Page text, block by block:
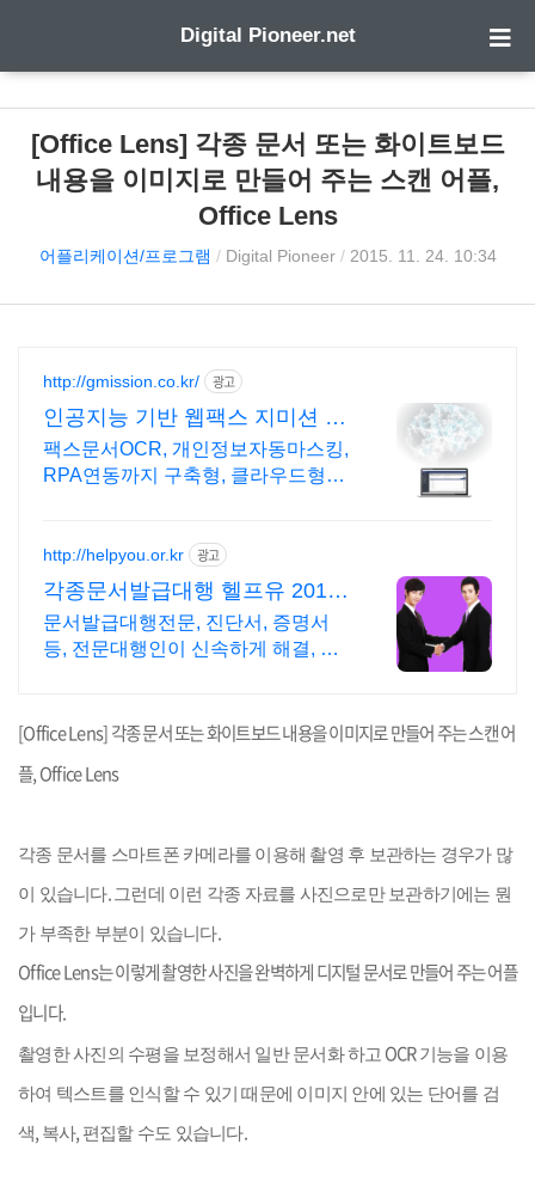
Digital Pioneer.net
[Office Lens] 각종 문서 또는 화이트보드
내용을 이미지로 만들어 주는 스캔 어플,
Office Lens
어플리케이션/프로그램 / Digital Pioneer/ 2015. 11. 24. 10:34
http://gmission.co.kr/ 광고
인공지능 기반 웹팩스 지미션 22
년팩스전문기업
팩스문서OCR, 개인정보자동마스킹,
RPA연동까지 구축형, 클라우드형
비스
http://helpyou.or.kr 광고
각종문서발급대행 헬프유 2011
년개업 압도적 재이용
문서발급대행전문, 진단서, 증명서
등, 전문대행인이 신속하게 해결, 저
이던 해결이 가능합니다.
[Office Lens]각종 문서 또는 화이트보드 내용을 이미지로 만들어 주는 스캔 어
플, Office Lens
각종 문서를 스마트폰 카메라를 이용해 촬영 후 보관하는 경우가 많
이 있습니다. 그런데 이런 각종 자료를 사진으로만 보관하기에는 뭔
가 부족한 부분이 있습니다.
Office Lens는 이렇게 촬영한 사진을 완벽하게 디지털 문서로 만들어 주는 어플
입니다.
촬영한 사진의 수평을 보정해서 일반 문서화 하고 OCR기능을 이용
하여 텍스트를 인식할 수 있기 때문에 이미지 안에 있는 단어를 검
색, 복사, 편집할 수도 있습니다.